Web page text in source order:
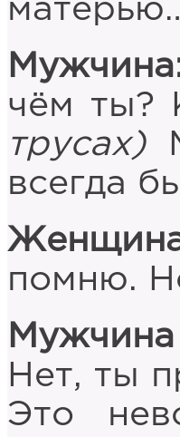
чём ты?
трусах)
всегда
помню.
Мужчина
Нет, ты
Это